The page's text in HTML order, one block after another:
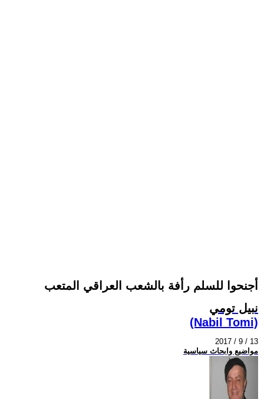
أجنحوا للسلم رأفة بالشعب العراقي المتعب
نبيل تومي
(Nabil Tomi)
2017 / 9 / 13
مواضيع وابحاث سياسية